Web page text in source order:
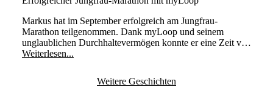
Markus hat im September erfolgreich am Jungfrau-
Marathon teilgenommen. Dank myLoop und seinem
unglaublichen Durchhaltevermögen konnte er eine Zeit von
4 Stunden und 50 Minuten laufen – herzlichen
Weiterlesen...
Weitere Geschichten